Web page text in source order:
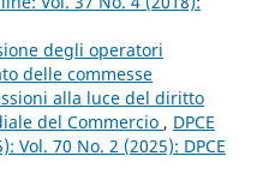
degli operatori
delle commesse
alla luce del diritto
del Commercio , DPCE
Vol. 70 No. 2 (2025): DPCE